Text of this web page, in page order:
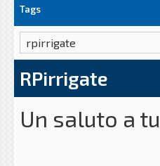
Tags
RPirrigate
Un saluto a